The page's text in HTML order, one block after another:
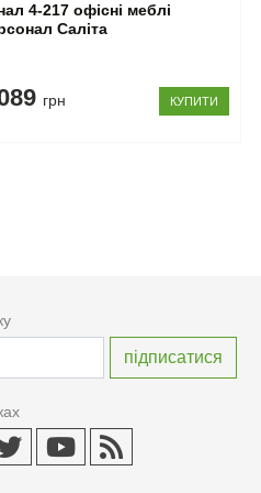
4-217 офісні меблі
Саліта
грн КУПИТИ